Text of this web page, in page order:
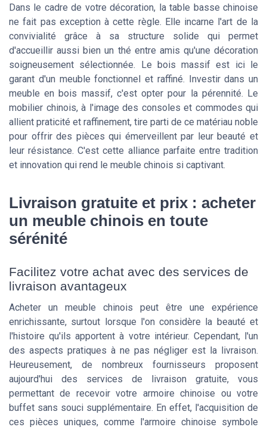
Dans le cadre de votre décoration, la table basse chinoise
ne fait pas exception à cette règle. Elle incarne l'art de la
convivialité grâce à sa structure solide qui permet
d'accueillir aussi bien un thé entre amis qu'une décoration
soigneusement sélectionnée. Le bois massif est ici le
garant d'un meuble fonctionnel et raffiné. Investir dans un
meuble en bois massif, c'est opter pour la pérennité. Le
mobilier chinois, à l'image des consoles et commodes qui
allient praticité et raffinement, tire parti de ce matériau noble
pour offrir des pièces qui émerveillent par leur beauté et
leur résistance. C'est cette alliance parfaite entre tradition
et innovation qui rend le meuble chinois si captivant.
Livraison gratuite et prix : acheter
un meuble chinois en toute
sérénité
Facilitez votre achat avec des services de
livraison avantageux
Acheter un meuble chinois peut être une expérience
enrichissante, surtout lorsque l'on considère la beauté et
l'histoire qu'ils apportent à votre intérieur. Cependant, l'un
des aspects pratiques à ne pas négliger est la livraison.
Heureusement, de nombreux fournisseurs proposent
aujourd'hui des services de livraison gratuite, vous
permettant de recevoir votre armoire chinoise ou votre
buffet sans souci supplémentaire. En effet, l'acquisition de
ces pièces uniques, comme l'armoire chinoise symbole